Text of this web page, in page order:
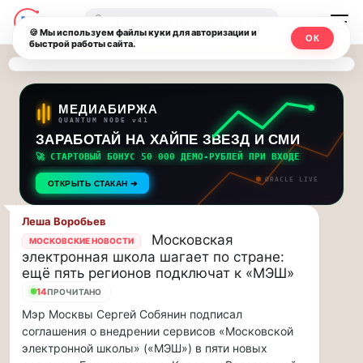
Последние
новости
и
обновления
потока:
Друзья,
приглашаем
на
музыкальную
прогулку
по
Москве
Чайковского!…
приглашаем
на
музыкальную
Москвичи.net
—
Главный
столичный
чат-
мессенджер,
новости
и
инсайды
Москвы
🔍
МЕДИАБИРЖА
QUANTUM NODE v41
ЗАРАБОТАЙ НА ХАЙПЕ ЗВЕЗД И СМИ
🚀 СТАРТОВЫЙ БОНУС 50 000 ДЕМО-РУБЛЕЙ ПРИ ВХОДЕ
ОТКРЫТЬ СТАКАН ➔ ORACLE LIVE
Леша Воробьев
МОСКОВСКИЕ НОВОСТИ
Московская
электронная школа шагает по стране:
ещё пять регионов подключат к «МЭШ»
14ПРОЧИТАНО
Мэр Москвы Сергей Собянин подписал
соглашения о внедрении сервисов «Московской
электронной школы» («МЭШ») в пяти новых
🍪 Мы используем файлы куки для авторизации и
быстрой работы сайта.
ОК